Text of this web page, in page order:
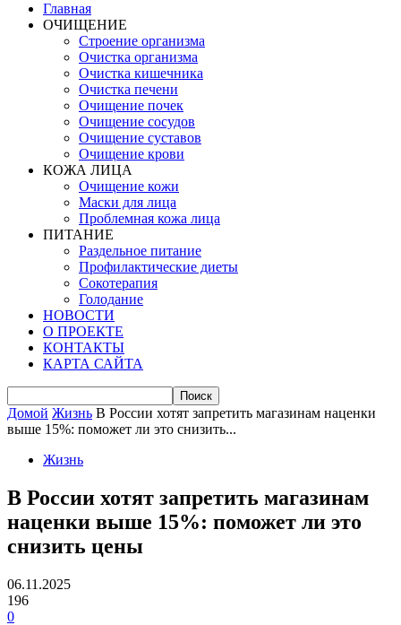
Главная
ОЧИЩЕНИЕ
Строение организма
Очистка организма
Очистка кишечника
Очистка печени
Очищение почек
Очищение сосудов
Очищение суставов
Очищение крови
КОЖА ЛИЦА
Очищение кожи
Маски для лица
Проблемная кожа лица
ПИТАНИЕ
Раздельное питание
Профилактические диеты
Сокотерапия
Голодание
НОВОСТИ
О ПРОЕКТЕ
КОНТАКТЫ
КАРТА САЙТА
Домой Жизнь В России хотят запретить магазинам наценки
выше 15%: поможет ли это снизить...
Жизнь
В России хотят запретить магазинам
наценки выше 15%: поможет ли это
снизить цены
06.11.2025
196
0